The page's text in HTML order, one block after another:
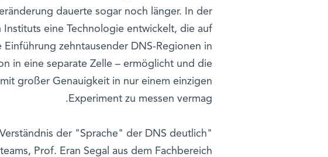
dauerte sogar noch länger. In der
Instituts eine Technologie entwickelt, die auf
zehntausender DNS-Regionen in
in eine separate Zelle – ermöglicht und die
großer Genauigkeit in nur einem einzigen
Experiment zu messen vermag.
der "Sprache" der DNS deutlich
Prof. Eran Segal aus dem Fachbereich